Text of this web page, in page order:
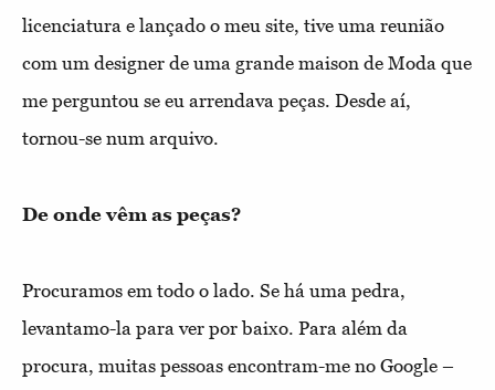
licenciatura e lançado o meu site, tive uma reunião
com um designer de uma grande maison de Moda que
me perguntou se eu arrendava peças. Desde aí,
tornou-se num arquivo.
De onde vêm as peças?
Procuramos em todo o lado. Se há uma pedra,
levantamo-la para ver por baixo. Para além da
procura, muitas pessoas encontram-me no Google –